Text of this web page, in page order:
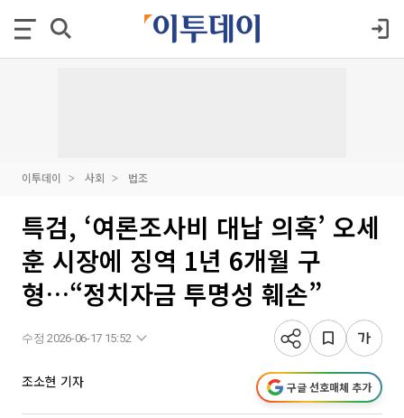
이투데이 사회 법조
특검, ‘여론조사비 대납 의혹’ 오세
훈 시장에 징역 1년 6개월 구
형…“정치자금 투명성 훼손”
수정 2026-06-17 15:52
조소현 기자 구글 선호매체 추가